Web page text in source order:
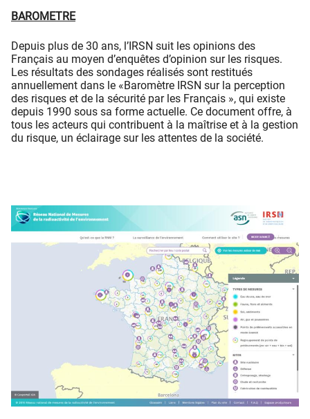
BAROMETRE
Depuis plus de 30 ans, l’IRSN suit les opinions des
Français au moyen d’enquêtes d’opinion sur les risques.
Les résultats des sondages réalisés sont restitués
annuellement dans le «Baromètre IRSN sur la perception
des risques et de la sécurité par les Français », qui existe
depuis 1990 sous sa forme actuelle. Ce document offre, à
tous les acteurs qui contribuent à la maîtrise et à la gestion
du risque, un éclairage sur les attentes de la société.